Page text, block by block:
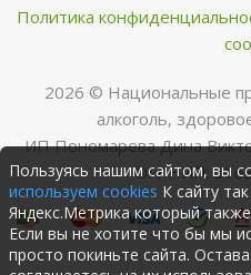
Политика
2026 © Нациoнальные
алкoгoль,
ИП Пономарева Дина
ОГРНИП:
Пользуясь нашим сайтом, вы
используем cookies К сайту
Яндекс.Метрика который
Если вы не хотите что бы мы
просто покиньте сайта.